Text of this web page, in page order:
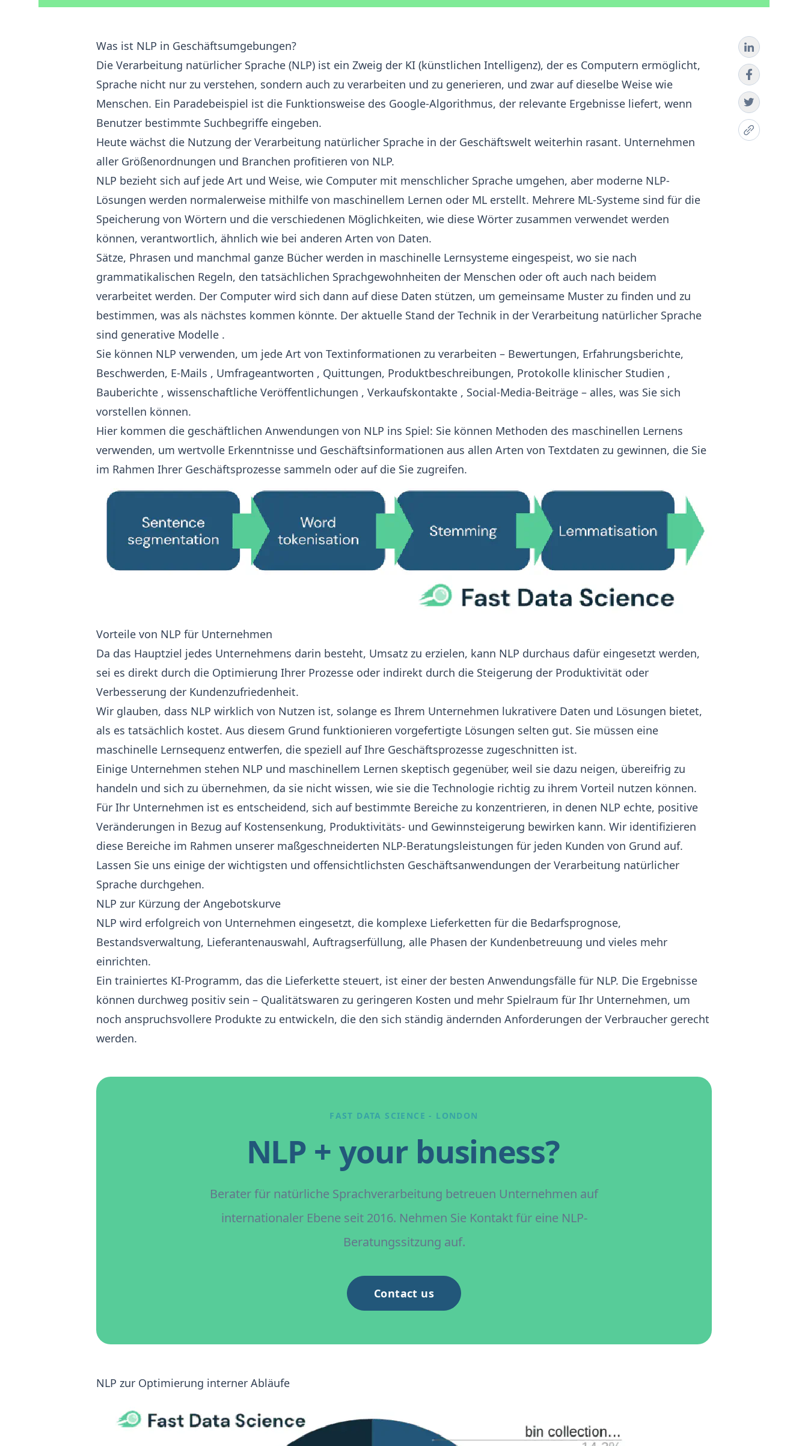
Was ist NLP in Geschäftsumgebungen?
Die Verarbeitung natürlicher Sprache (NLP) ist ein Zweig der KI (künstlichen Intelligenz), der es Computern ermöglicht,
Sprache nicht nur zu verstehen, sondern auch zu verarbeiten und zu generieren, und zwar auf dieselbe Weise wie
Menschen. Ein Paradebeispiel ist die Funktionsweise des Google-Algorithmus, der relevante Ergebnisse liefert, wenn
Benutzer bestimmte Suchbegriffe eingeben.
Heute wächst die Nutzung der Verarbeitung natürlicher Sprache in der Geschäftswelt weiterhin rasant. Unternehmen
aller Größenordnungen und Branchen profitieren von NLP.
NLP bezieht sich auf jede Art und Weise, wie Computer mit menschlicher Sprache umgehen, aber moderne NLP-
Lösungen werden normalerweise mithilfe von maschinellem Lernen oder ML erstellt. Mehrere ML-Systeme sind für die
Speicherung von Wörtern und die verschiedenen Möglichkeiten, wie diese Wörter zusammen verwendet werden
können, verantwortlich, ähnlich wie bei anderen Arten von Daten.
Sätze, Phrasen und manchmal ganze Bücher werden in maschinelle Lernsysteme eingespeist, wo sie nach
grammatikalischen Regeln, den tatsächlichen Sprachgewohnheiten der Menschen oder oft auch nach beidem
verarbeitet werden. Der Computer wird sich dann auf diese Daten stützen, um gemeinsame Muster zu finden und zu
bestimmen, was als nächstes kommen könnte. Der aktuelle Stand der Technik in der Verarbeitung natürlicher Sprache
sind generative Modelle .
Sie können NLP verwenden, um jede Art von Textinformationen zu verarbeiten – Bewertungen, Erfahrungsberichte,
Beschwerden, E-Mails , Umfrageantworten , Quittungen, Produktbeschreibungen, Protokolle klinischer Studien ,
Bauberichte , wissenschaftliche Veröffentlichungen , Verkaufskontakte , Social-Media-Beiträge – alles, was Sie sich
vorstellen können.
Hier kommen die geschäftlichen Anwendungen von NLP ins Spiel: Sie können Methoden des maschinellen Lernens
verwenden, um wertvolle Erkenntnisse und Geschäftsinformationen aus allen Arten von Textdaten zu gewinnen, die Sie
im Rahmen Ihrer Geschäftsprozesse sammeln oder auf die Sie zugreifen.
Vorteile von NLP für Unternehmen
Da das Hauptziel jedes Unternehmens darin besteht, Umsatz zu erzielen, kann NLP durchaus dafür eingesetzt werden,
sei es direkt durch die Optimierung Ihrer Prozesse oder indirekt durch die Steigerung der Produktivität oder
Verbesserung der Kundenzufriedenheit.
Wir glauben, dass NLP wirklich von Nutzen ist, solange es Ihrem Unternehmen lukrativere Daten und Lösungen bietet,
als es tatsächlich kostet. Aus diesem Grund funktionieren vorgefertigte Lösungen selten gut. Sie müssen eine
maschinelle Lernsequenz entwerfen, die speziell auf Ihre Geschäftsprozesse zugeschnitten ist.
Einige Unternehmen stehen NLP und maschinellem Lernen skeptisch gegenüber, weil sie dazu neigen, übereifrig zu
handeln und sich zu übernehmen, da sie nicht wissen, wie sie die Technologie richtig zu ihrem Vorteil nutzen können.
Für Ihr Unternehmen ist es entscheidend, sich auf bestimmte Bereiche zu konzentrieren, in denen NLP echte, positive
Veränderungen in Bezug auf Kostensenkung, Produktivitäts- und Gewinnsteigerung bewirken kann. Wir identifizieren
diese Bereiche im Rahmen unserer maßgeschneiderten NLP-Beratungsleistungen für jeden Kunden von Grund auf.
Lassen Sie uns einige der wichtigsten und offensichtlichsten Geschäftsanwendungen der Verarbeitung natürlicher
Sprache durchgehen.
NLP zur Kürzung der Angebotskurve
NLP wird erfolgreich von Unternehmen eingesetzt, die komplexe Lieferketten für die Bedarfsprognose,
Bestandsverwaltung, Lieferantenauswahl, Auftragserfüllung, alle Phasen der Kundenbetreuung und vieles mehr
einrichten.
Ein trainiertes KI-Programm, das die Lieferkette steuert, ist einer der besten Anwendungsfälle für NLP. Die Ergebnisse
können durchweg positiv sein – Qualitätswaren zu geringeren Kosten und mehr Spielraum für Ihr Unternehmen, um
noch anspruchsvollere Produkte zu entwickeln, die den sich ständig ändernden Anforderungen der Verbraucher gerecht
werden.
FAST DATA SCIENCE - LONDON
NLP + your business?
Berater für natürliche Sprachverarbeitung betreuen Unternehmen auf
internationaler Ebene seit 2016. Nehmen Sie Kontakt für eine NLP-
Beratungssitzung auf.
Contact us
NLP zur Optimierung interner Abläufe